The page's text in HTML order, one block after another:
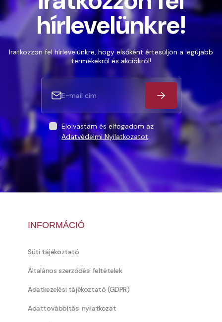
hírlevelünkre!
Iratkozzon fel hírlevelünkre, hogy elsőként értesüljön a legújabb
termékekről és akciókról!
Elolvastam és elfogadom az
Adatvédelmi Nyilatkozatot.
INFORMÁCIÓ
Süti tájékoztató
Általános szerződési feltételek
Adatkezelési tájékoztató (GDPR)
Adattovábbítási nyilatkozat